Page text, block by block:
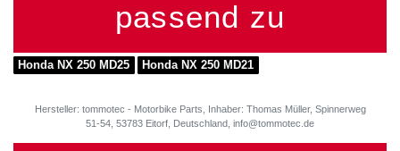
passend zu
Honda NX 250 MD25 Honda NX 250 MD21
Hersteller: tommotec - Motorbike Parts, Inhaber: Thomas Müller, Spinnerweg
51-54, 53783 Eitorf, Deutschland, info@tommotec.de